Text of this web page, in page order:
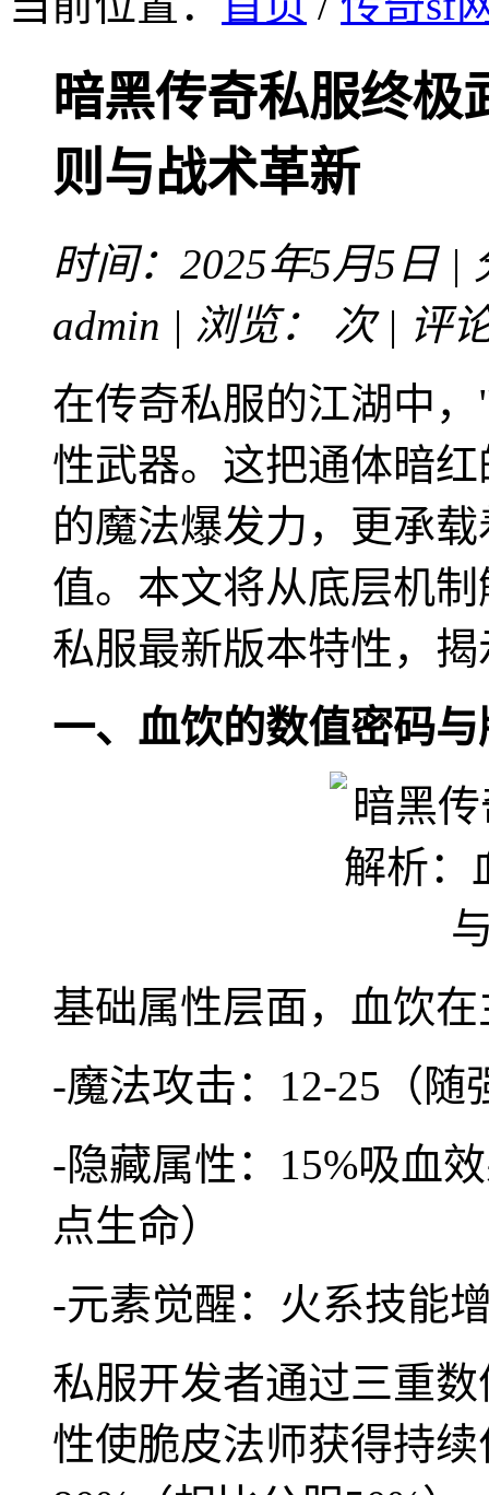
暗黑传奇私服终极
则与战术革新
时间：2025年5月5日 |
admin | 浏览：
次 | 评
在传奇私服的江湖中
性武器。这把通体暗
的魔法爆发力，更承
值。本文将从底层机
私服最新版本特性，
一、血饮的数值密码
基础属性层面，血饮
-魔法攻击：12-25（随
-隐藏属性：15%吸血
点生命）
-元素觉醒：火系技能
私服开发者通过三重
性使脆皮法师获得持